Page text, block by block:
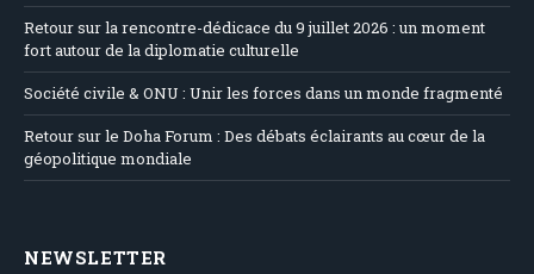
Retour sur la rencontre-dédicace du 9 juillet 2026 : un moment
fort autour de la diplomatie culturelle
Société civile & ONU : Unir les forces dans un monde fragmenté
Retour sur le Doha Forum : Des débats éclairants au cœur de la
géopolitique mondiale
NEWSLETTER